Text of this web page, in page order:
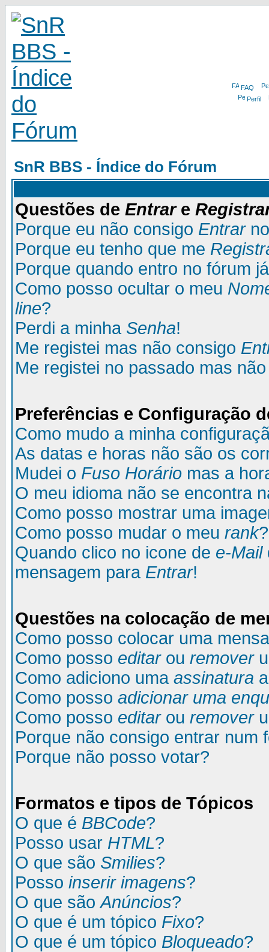
FAQ
Perfil
SnR BBS - Índice do Fórum
Questões de Entrare
Porque eu não consigo Entrar
Porque eu tenho que me
Porque quando entro no fórum
Como posso ocultar o meu
line?
Perdi a minha Senha!
Me registei mas não consigo
Me registei no passado mas
Preferências e Configuração
Como mudo a minha
As datas e horas não são os
Mudei o Fuso Horário mas a
O meu idioma não se encontra
Como posso mostrar uma
Como posso mudar o meu rank?
Quando clico no icone de e-Mail
mensagem para Entrar!
Questões na colocação de
Como posso colocar uma
Como posso editarou remover
Como adiciono uma assinatura
Como posso adicionar uma
Como posso editarou remover
Porque não consigo entrar num
Porque não posso votar?
Formatos e tipos de Tópicos
O que é BBCode?
Posso usar HTML?
O que são Smilies?
Posso inserir imagens?
O que sãoAnúncios?
O que é um tópico Fixo?
O que é um tópico Bloqueado?